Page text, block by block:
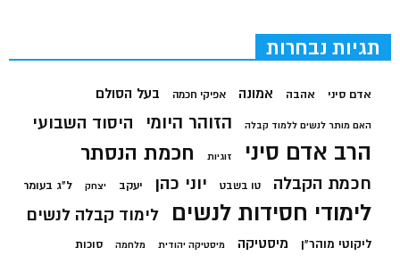
תגיות נבחרות
אדם סיני אהבה אמונה אפיקי חכמה בעל הסולם
האם מותר לנשים ללמוד קבלה הזוהר היומי היסוד השבועי
הרב אדם סיני זוגיות חכמת הנסתר
חכמת הקבלה טו בשבט יוני כהן יעקב יצחק ל"ג בעומר
לימודי חסידות לנשים לימוד קבלה לנשים
ליקוטי מוהר"ן מיסטיקה מיסטיקה יהודית מלחמה סוכות